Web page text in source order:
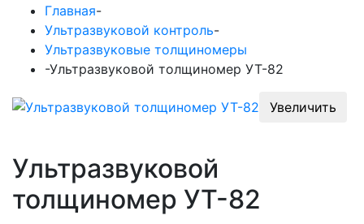
Главная-
Ультразвуковой контроль-
Ультразвуковые толщиномеры
-Ультразвуковой толщиномер УТ-82
Увеличить
Ультразвуковой
толщиномер УТ-82